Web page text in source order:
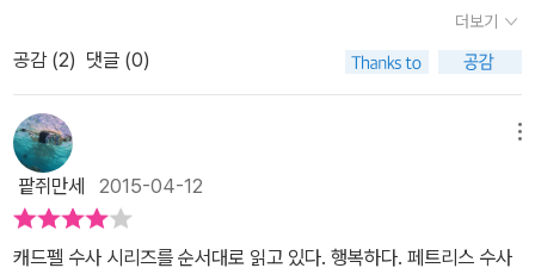
다.그 시대를 산 많은 억울한 사람들이 있다. 그들 모두가 살인을 저지
르거나 범죄를 저지르는 것은 아니다. 하지만 사회가, 제도가 일어나
히 있다.작품은 그런 부당하고 모순된 점을 이야기하고있다. 독자가
공감하기 쉽게 말이다.살인자는 두 종류가 있다. 악한 살인자가 있고
선하지만 순간의 실수로 저지르는 살인자가 있다. 전자의 경우는 논
할 가치도 없지만 후자의 경우 우린 그에게 어떠한 벌을 내려야 할까.
수도사 캐드펠은 이 점에 확고하다. 법에 의해 어떤 처벌을 받기보다
던 사이였으니...(그렇다고 옛 시절의 로맨스가 다시 살아나지는 않지
만...그저 옛 추억을 공유할 뿐.) 죽은 영주의 복잡한 가족사와 이
해관계가 뒤섞여 있고, 친척이지만 너무 닮은 에드윈과 에드위(이름
까지 비슷할껀 머냐)의 우정이라고 해야될지 형제애라고 해야할지 여
튼 그런게 섞여서 흥미진진하다. 나중에 밝혀지는 범인의 정체가 조
금은 의외이긴 하지만, 그래도 재미있었다. 그리고 원장이 재임용건
때문에 수도원을 떠나자 부원장과 그의 오른팔쯤되는 제롬 수사가 차
더보기
공감 (2) 댓글 (0)
팥쥐만세 2015-04-12
캐드펠 수사 시리즈를 순서대로 읽고 있다. 행복하다. 페트리스 수사